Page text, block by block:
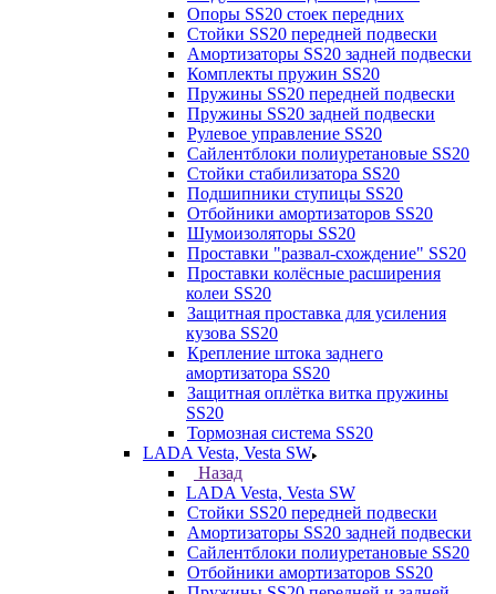
Опоры SS20 стоек передних
Стойки SS20 передней подвески
Амортизаторы SS20 задней подвески
Комплекты пружин SS20
Пружины SS20 передней подвески
Пружины SS20 задней подвески
Рулевое управление SS20
Сайлентблоки полиуретановые SS20
Стойки стабилизатора SS20
Подшипники ступицы SS20
Отбойники амортизаторов SS20
Шумоизоляторы SS20
Проставки "развал-схождение" SS20
Проставки колёсные расширения
колеи SS20
Защитная проставка для усиления
кузова SS20
Крепление штока заднего
амортизатора SS20
Защитная оплётка витка пружины
SS20
Тормозная система SS20
LADA Vesta, Vesta SW
Назад
LADA Vesta, Vesta SW
Стойки SS20 передней подвески
Амортизаторы SS20 задней подвески
Сайлентблоки полиуретановые SS20
Отбойники амортизаторов SS20